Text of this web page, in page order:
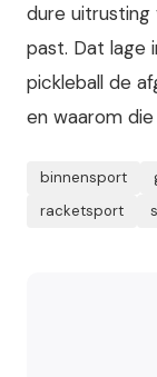
dure
past. Dat lage
pickleball de
en waarom
binnensport
racketsport